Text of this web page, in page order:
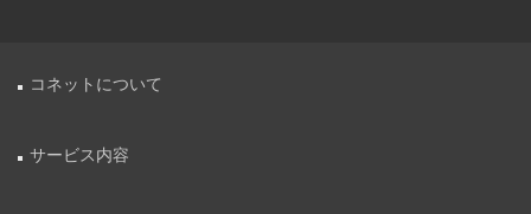
コネットについて
サービス内容